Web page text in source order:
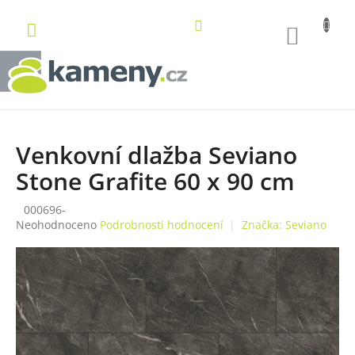
obsah
Venkovní dlažba Seviano
Stone Grafite 60 x 90 cm
000696-
Průměrné
produktu
je
0,0
z
5
hvězdiček.
Neohodnoceno Podrobnosti hodnocení Značka: Seviano